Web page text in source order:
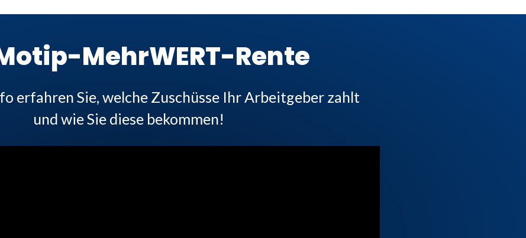
MehrWERT-Rente
erfahren Sie, welche Zuschüsse Ihr Arbeitgeber zahlt
und wie Sie diese bekommen!